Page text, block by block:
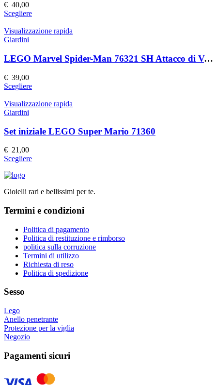
scelte
nella
pagina
prodotto
€ 40,00
ScegliereQuesto
ha
Le
opzioni
scelte
nella
pagina
prodotto
Visualizzazione rapida
Giardini
LEGO Marvel Spider-Man 76321 SH Attacco di Venom
€ 39,00
ScegliereQuesto
ha
Le
opzioni
scelte
del
Visualizzazione rapida
Giardini
Set iniziale LEGO Super Mario 71360
€ 21,00
ScegliereQuesto
varianti.
opzioni
essere
scelte
nella
pagina
del
prodotto
Gioielli rari e bellissimi per te.
Termini e condizioni
Politica di pagamento
Politica di restituzione e rimborso
politica sulla corruzione
Termini di utilizzo
Richiesta di reso
Politica di spedizione
Sesso
Lego
Anello penetrante
Protezione per la viglia
Negozio
Pagamenti sicuri